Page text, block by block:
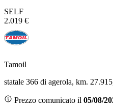
SELF
2.019 €
Tamoil
statale 366 di agerola, km.
Prezzo comunicato il 05/08/